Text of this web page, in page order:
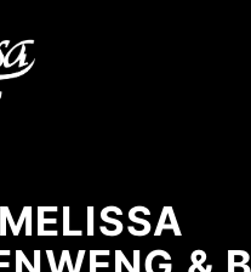
MELISSA